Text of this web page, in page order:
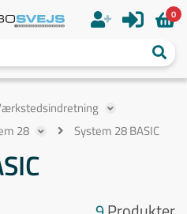
0
28 System 28 BASIC